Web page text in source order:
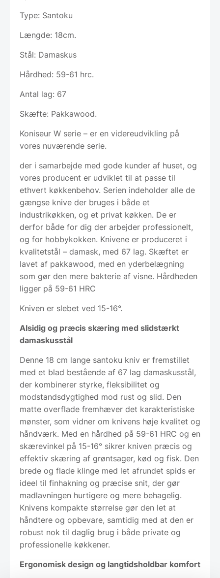
Type: Santoku
Længde: 18cm.
Stål: Damaskus
Hårdhed: 59-61 hrc.
Antal lag: 67
Skæfte: Pakkawood.
Koniseur W serie – er en videreudvikling på
vores nuværende serie.
der i samarbejde med gode kunder af huset, og
vores producent er udviklet til at passe til
ethvert køkkenbehov. Serien indeholder alle de
gængse knive der bruges i både et
industrikøkken, og et privat køkken. De er
derfor både for dig der arbejder professionelt,
og for hobbykokken. Knivene er produceret i
kvalitetstål – damask, med 67 lag. Skæftet er
lavet af pakkawood, med en yderbelægning
som gør den mere bakterie af visne. Hårdheden
ligger på 59-61 HRC
Kniven er slebet ved 15-16°.
Alsidig og præcis skæring med slidstærkt
damaskusstål
Denne 18 cm lange santoku kniv er fremstillet
med et blad bestående af 67 lag damaskusstål,
der kombinerer styrke, fleksibilitet og
modstandsdygtighed mod rust og slid. Den
matte overflade fremhæver det karakteristiske
mønster, som vidner om knivens høje kvalitet og
håndværk. Med en hårdhed på 59-61 HRC og en
skærevinkel på 15-16° sikrer kniven præcis og
effektiv skæring af grøntsager, kød og fisk. Den
brede og flade klinge med let afrundet spids er
ideel til finhakning og præcise snit, der gør
madlavningen hurtigere og mere behagelig.
Knivens kompakte størrelse gør den let at
håndtere og opbevare, samtidig med at den er
robust nok til daglig brug i både private og
professionelle køkkener.
Ergonomisk design og langtidsholdbar komfort